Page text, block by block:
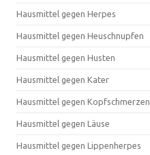
Hausmittel gegen Herpes
Hausmittel gegen Heuschnupfen
Hausmittel gegen Husten
Hausmittel gegen Kater
Hausmittel gegen Kopfschmerzen
Hausmittel gegen Läuse
Hausmittel gegen Lippenherpes